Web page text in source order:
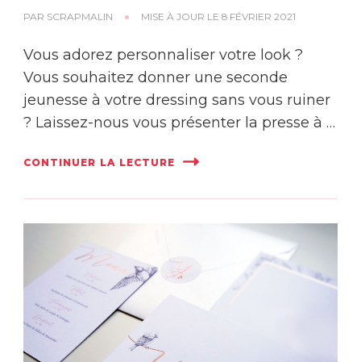
PAR SCRAPMALIN MISE À JOUR LE 8 FÉVRIER 2021
Vous adorez personnaliser votre look ?
Vous souhaitez donner une seconde
jeunesse à votre dressing sans vous ruiner
? Laissez-nous vous présenter la presse à …
CONTINUER LA LECTURE